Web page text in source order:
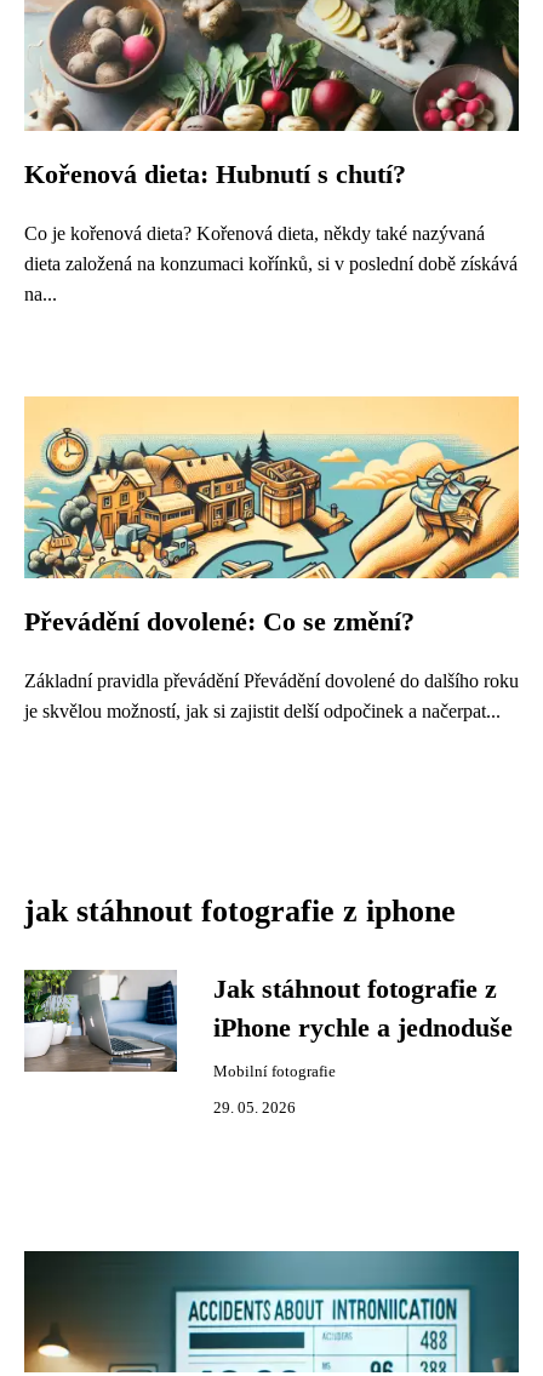
Kořenová dieta: Hubnutí s chutí?
Co je kořenová dieta? Kořenová dieta, někdy také nazývaná
dieta založená na konzumaci kořínků, si v poslední době získává
na...
Převádění dovolené: Co se změní?
Základní pravidla převádění Převádění dovolené do dalšího roku
je skvělou možností, jak si zajistit delší odpočinek a načerpat...
jak stáhnout fotografie z iphone
Jak stáhnout fotografie z
iPhone rychle a jednoduše
Mobilní fotografie
29. 05. 2026